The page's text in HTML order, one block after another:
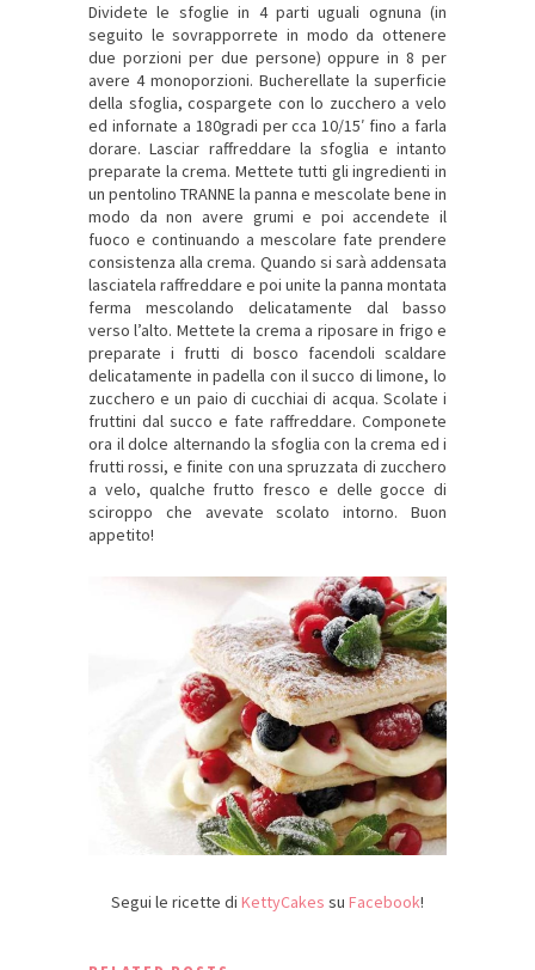
Dividete le sfoglie in 4 parti uguali ognuna (in
seguito le sovrapporrete in modo da ottenere
due porzioni per due persone) oppure in 8 per
avere 4 monoporzioni. Bucherellate la superficie
della sfoglia, cospargete con lo zucchero a velo
ed infornate a 180gradi per cca 10/15′ fino a farla
dorare. Lasciar raffreddare la sfoglia e intanto
preparate la crema. Mettete tutti gli ingredienti in
un pentolino TRANNE la panna e mescolate bene in
modo da non avere grumi e poi accendete il
fuoco e continuando a mescolare fate prendere
consistenza alla crema. Quando si sarà addensata
lasciatela raffreddare e poi unite la panna montata
ferma mescolando delicatamente dal basso
verso l’alto. Mettete la crema a riposare in frigo e
preparate i frutti di bosco facendoli scaldare
delicatamente in padella con il succo di limone, lo
zucchero e un paio di cucchiai di acqua. Scolate i
fruttini dal succo e fate raffreddare. Componete
ora il dolce alternando la sfoglia con la crema ed i
frutti rossi, e finite con una spruzzata di zucchero
a velo, qualche frutto fresco e delle gocce di
sciroppo che avevate scolato intorno. Buon
appetito!
Segui le ricette di KettyCakes su Facebook!